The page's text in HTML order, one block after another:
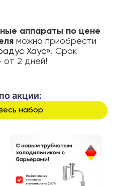
аппараты по цене
можно приобрести
Хаус». Срок
от 2 дней!
акции:
набор